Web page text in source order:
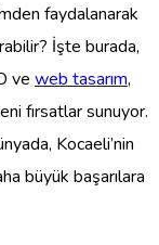
faydalanarak
İşte burada,
ve web tasarım,
fırsatlar sunuyor.
Kocaeli’nin
büyük başarılara